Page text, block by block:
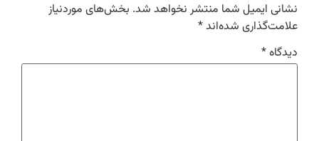
نشانی ایمیل شما منتشر نخواهد شد. بخش‌های موردنیاز
علامت‌گذاری شده‌اند*
دیدگاه*